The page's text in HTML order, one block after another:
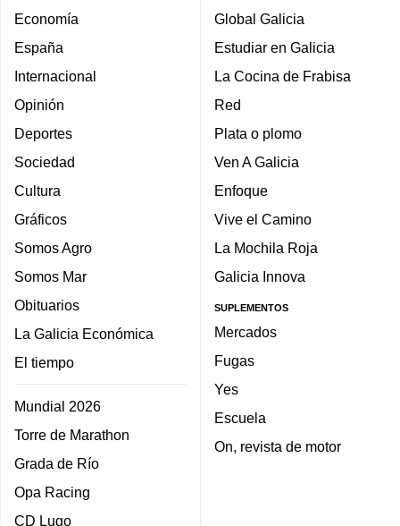
Economía
España
Internacional
Opinión
Deportes
Sociedad
Cultura
Gráficos
Somos Agro
Somos Mar
Obituarios
La Galicia Económica
El tiempo
Mundial 2026
Torre de Marathon
Grada de Río
Opa Racing
CD Lugo
Global Galicia
Estudiar en Galicia
La Cocina de Frabisa
Red
Plata o plomo
Ven A Galicia
Enfoque
Vive el Camino
La Mochila Roja
Galicia Innova
SUPLEMENTOS
Mercados
Fugas
Yes
Escuela
On, revista de motor